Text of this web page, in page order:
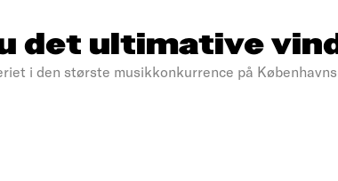
det ultimative
i den største musikkonkurrence på Københavns